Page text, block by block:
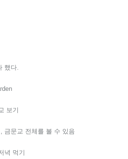
했다.
보기
금문교 전체를 볼 수 있음
녁 먹기